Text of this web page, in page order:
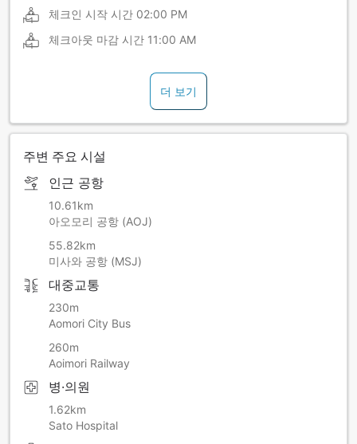
체크인 시작 시간 02:00 PM
체크아웃 마감 시간 11:00 AM
더 보기
주변 주요 시설
인근 공항
10.61km
아오모리 공항 (AOJ)
55.82km
미사와 공항 (MSJ)
대중교통
230m
Aomori City Bus
260m
Aoimori Railway
병·의원
1.62km
Sato Hospital